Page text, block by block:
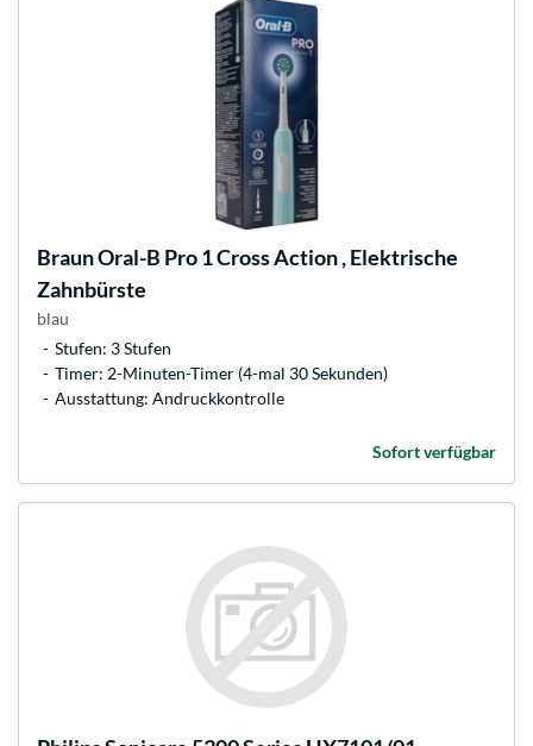
BraunOral-B Pro 1 Cross Action , Elektrische
Zahnbürste
blau
Stufen: 3 Stufen
Timer: 2-Minuten-Timer (4-mal 30 Sekunden)
Ausstattung: Andruckkontrolle
Sofort verfügbar